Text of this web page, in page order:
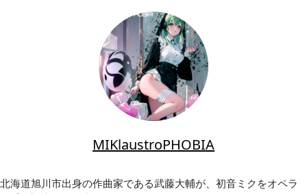
MIKlaustroPHOBIA
北海道旭川市出身の作曲家である武藤大輔が、初音ミクをオペラ